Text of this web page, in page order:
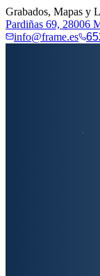
Grabados, Mapas y
Pardiñas 69, 28006
info@frame.es